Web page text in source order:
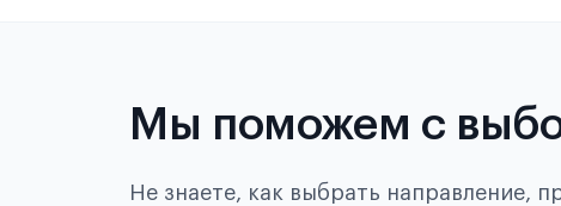
Мы поможем с
Не знаете, как выбрать направление,